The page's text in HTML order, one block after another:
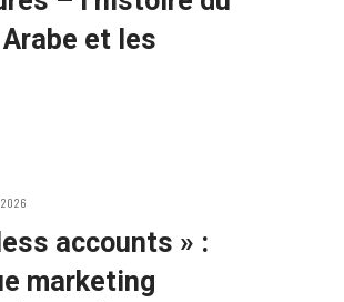
et les
accounts » :
marketing